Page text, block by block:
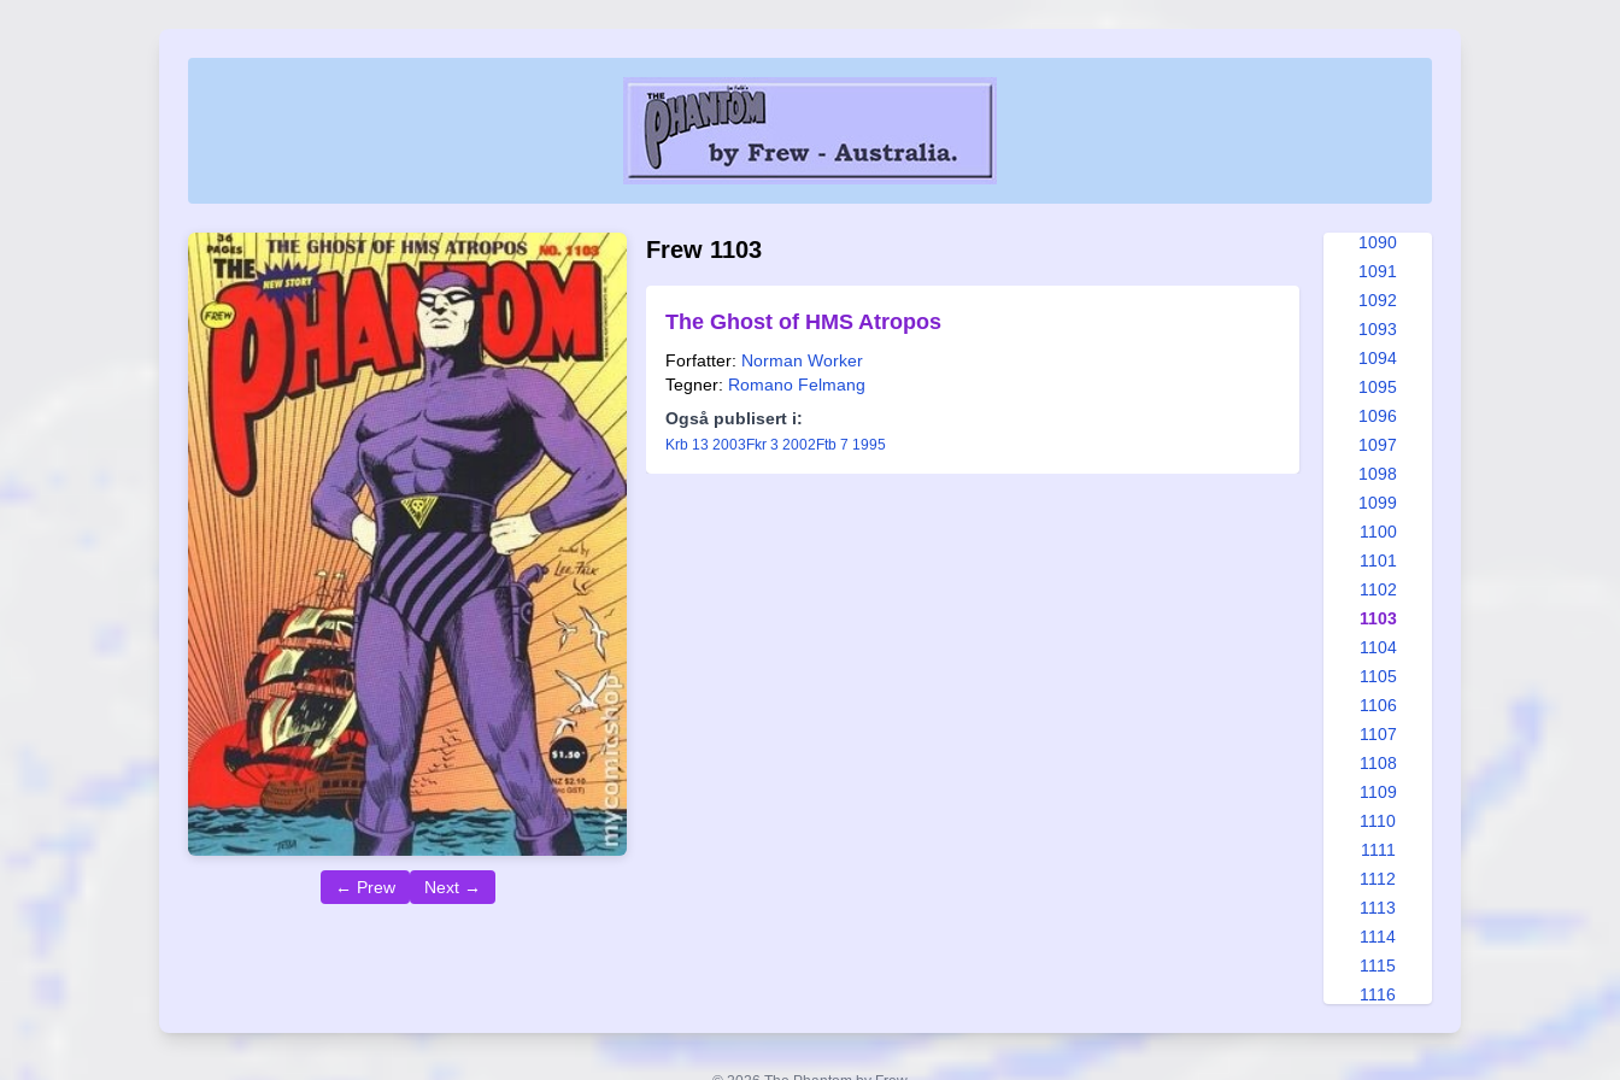
← Prew Next →
Frew 1103
The Ghost of HMS Atropos
Forfatter: Norman Worker
Tegner: Romano Felmang
Også publisert i:
Krb 13 2003 Fkr 3 2002 Ftb 7 1995
1090
1091
1092
1093
1094
1095
1096
1097
1098
1099
1100
1101
1102
1103
1104
1105
1106
1107
1108
1109
1110
1111
1112
1113
1114
1115
1116